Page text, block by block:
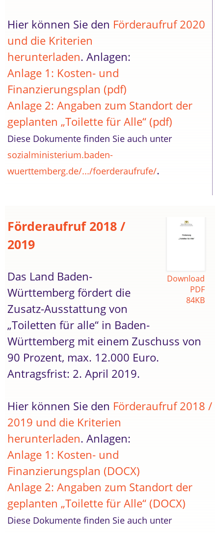
Hier können Sie den Förderaufruf 2020
und die Kriterien
herunterladen. Anlagen:
Anlage 1: Kosten- und
Finanzierungsplan (pdf)
Anlage 2: Angaben zum Standort der
geplanten „Toilette für Alle“ (pdf)
Diese Dokumente finden Sie auch unter
sozialministerium.baden-
wuerttemberg.de/.../foerderaufrufe/.
Download
PDF
84KB
Förderaufruf 2018 /
2019
Das Land Baden-
Württemberg fördert die
Zusatz-Ausstattung von
„Toiletten für alle“ in Baden-
Württemberg mit einem Zuschuss von
90 Prozent, max. 12.000 Euro.
Antragsfrist: 2. April 2019.
Hier können Sie den Förderaufruf 2018 /
2019 und die Kriterien
herunterladen. Anlagen:
Anlage 1: Kosten- und
Finanzierungsplan (DOCX)
Anlage 2: Angaben zum Standort der
geplanten „Toilette für Alle“ (DOCX)
Diese Dokumente finden Sie auch unter